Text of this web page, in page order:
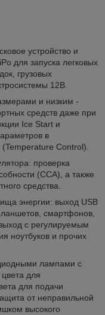
устройство и
для запуска легковых
грузовых
12В.
и низким -
средств даже при
Ice Start и
в
Control).
проверка
(CCA), а также
средства.
энергии: выход USB
смартфонов,
с регулируемым
ноутбуков и прочих
лампами с
для
для подачи
от неправильной
высокого